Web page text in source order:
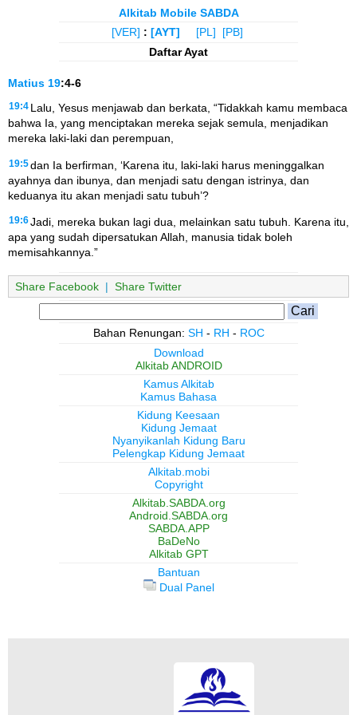
Alkitab Mobile SABDA
[VER] : [AYT] [PL]
[PB]
Daftar Ayat
Matius 19:4-6
19:4 Lalu, Yesus menjawab dan berkata, “Tidakkah kamu membaca
bahwa Ia, yang menciptakan mereka sejak semula, menjadikan
mereka laki-laki dan perempuan,
19:5dan Ia berfirman, ‘Karena itu, laki-laki harus meninggalkan
ayahnya dan ibunya, dan menjadi satu dengan istrinya, dan
keduanya itu akan menjadi satu tubuh’?
19:6Jadi, mereka bukan lagi dua, melainkan satu tubuh. Karena itu,
apa yang sudah dipersatukan Allah, manusia tidak boleh
memisahkannya.”
Share Facebook | Share Twitter
Bahan Renungan: SH - RH - ROC
Download
Alkitab ANDROID
Kamus Alkitab
Kamus Bahasa
Kidung Keesaan
Kidung Jemaat
Nyanyikanlah Kidung Baru
Pelengkap Kidung Jemaat
Alkitab.mobi
Copyright
Alkitab.SABDA.org
Android.SABDA.org
SABDA.APP
BaDeNo
Alkitab GPT
Bantuan
Dual Panel